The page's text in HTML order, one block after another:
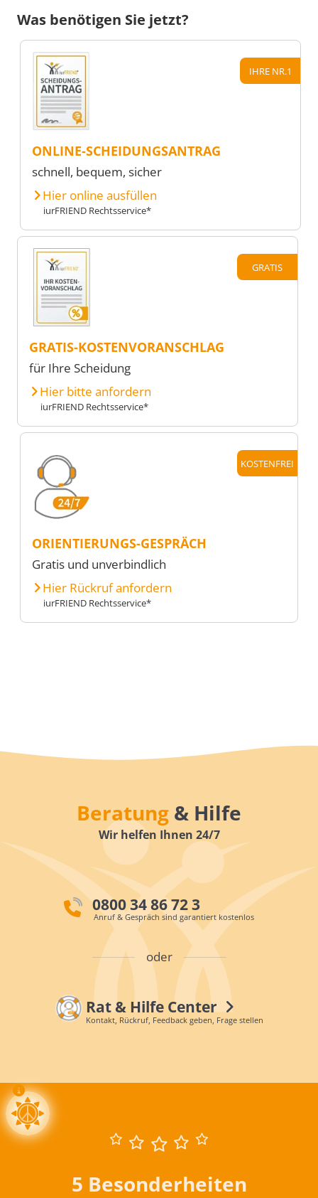
Was benötigen Sie jetzt?
IHRE NR.1
ONLINE-SCHEIDUNGSANTRAG
schnell, bequem, sicher
Hier online ausfüllen
iurFRIEND Rechtsservice*
GRATIS
GRATIS-KOSTENVORANSCHLAG
für Ihre Scheidung
Hier bitte anfordern
iurFRIEND Rechtsservice*
KOSTENFREI
ORIENTIERUNGS-GESPRÄCH
Gratis und unverbindlich
Hier Rückruf anfordern
iurFRIEND Rechtsservice*
Beratung & Hilfe
Wir helfen Ihnen 24/7
0800 34 86 72 3
Anruf & Gespräch sind garantiert kostenlos
oder
Rat & Hilfe Center
Kontakt, Rückruf, Feedback geben, Frage stellen
5 Besonderheiten